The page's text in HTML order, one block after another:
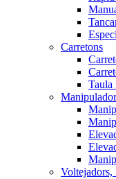
Carretons
Taula
Voltejadors,